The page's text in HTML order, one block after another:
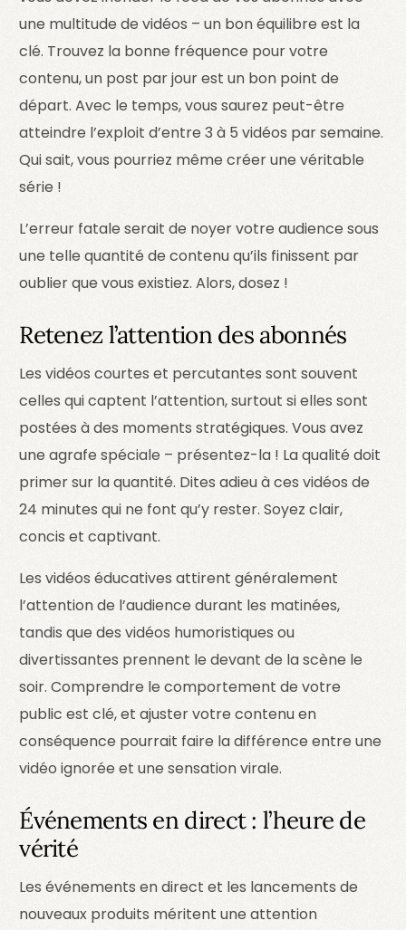
une multitude de vidéos – un bon équilibre est la
clé. Trouvez la bonne fréquence pour votre
contenu, un post par jour est un bon point de
départ. Avec le temps, vous saurez peut-être
atteindre l’exploit d’entre 3 à 5 vidéos par semaine.
Qui sait, vous pourriez même créer une véritable
série !
L’erreur fatale serait de noyer votre audience sous
une telle quantité de contenu qu’ils finissent par
oublier que vous existiez. Alors, dosez !
Retenez l’attention des abonnés
Les vidéos courtes et percutantes sont souvent
celles qui captent l’attention, surtout si elles sont
postées à des moments stratégiques. Vous avez
une agrafe spéciale – présentez-la ! La qualité doit
primer sur la quantité. Dites adieu à ces vidéos de
24 minutes qui ne font qu’y rester. Soyez clair,
concis et captivant.
Les vidéos éducatives attirent généralement
l’attention de l’audience durant les matinées,
tandis que des vidéos humoristiques ou
divertissantes prennent le devant de la scène le
soir. Comprendre le comportement de votre
public est clé, et ajuster votre contenu en
conséquence pourrait faire la différence entre une
vidéo ignorée et une sensation virale.
Événements en direct : l’heure de
vérité
Les événements en direct et les lancements de
nouveaux produits méritent une attention